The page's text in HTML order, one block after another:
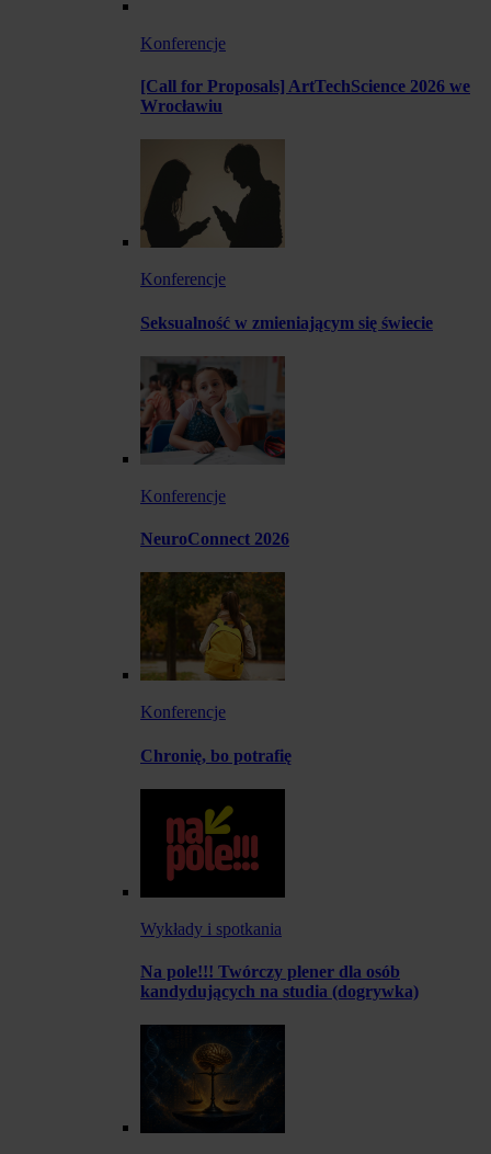
Konferencje
[Call for Proposals] ArtTechScience 2026 we
Wrocławiu
Konferencje
Seksualność w zmieniającym się świecie
Konferencje
NeuroConnect 2026
Konferencje
Chronię, bo potrafię
Wykłady i spotkania
Na pole!!! Twórczy plener dla osób
kandydujących na studia (dogrywka)